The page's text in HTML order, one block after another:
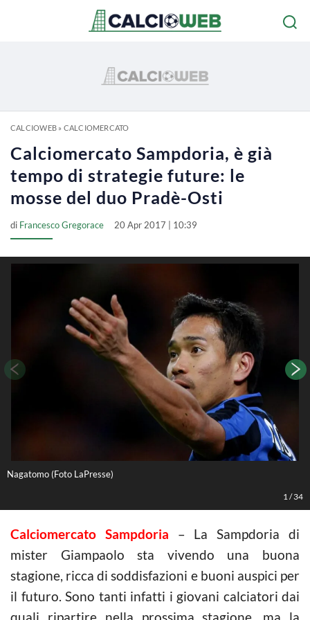
CALCIOWEB» CALCIOMERCATO
Calciomercato Sampdoria, è già
tempo di strategie future: le
mosse del duo Pradè-Osti
di Francesco Gregorace 20 Apr 2017 | 10:39
Nagatomo (Foto LaPresse)
1 /34
Calciomercato Sampdoria – La Sampdoria di
mister Giampaolo sta vivendo una buona
stagione, ricca di soddisfazioni e buoni auspici per
il futuro. Sono tanti infatti i giovani calciatori dai